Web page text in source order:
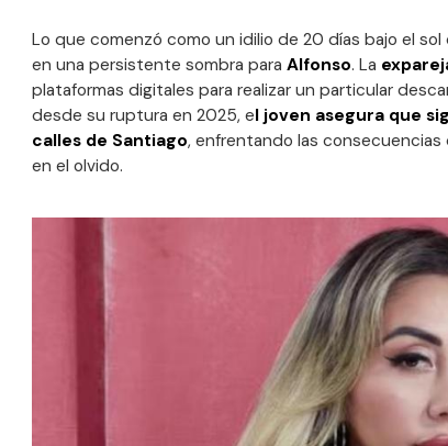
Lo que comenzó como un idilio de 20 días bajo el sol
en una persistente sombra para Alfonso. La
plataformas digitales para realizar un particular
desde su ruptura en 2025, el joven asegura que
calles de Santiago, enfrentando las
en el olvido.